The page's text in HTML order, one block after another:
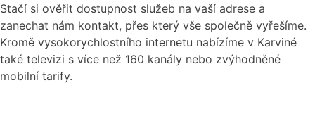
Stačí si ověřit dostupnost služeb na vaší adrese a
zanechat nám kontakt, přes který vše společně vyřešíme.
Kromě vysokorychlostního internetu nabízíme v Karviné
také televizi s více než 160 kanály nebo zvýhodněné
mobilní tarify.